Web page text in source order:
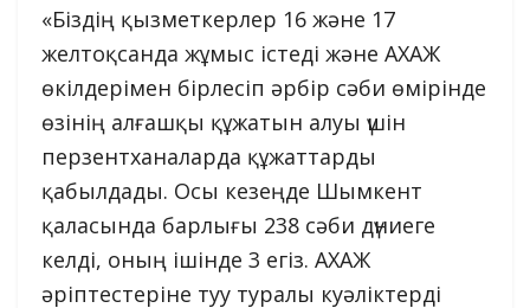
«Біздің қызметкерлер 16 және 17
желтоқсанда жұмыс істеді және АХАЖ
өкілдерімен бірлесіп әрбір сәби өмірінде
өзінің алғашқы құжатын алуы үшін
перзентханаларда құжаттарды
қабылдады. Осы кезеңде Шымкент
қаласында барлығы 238 сәби дүниеге
келді, оның ішінде 3 егіз. АХАЖ
әріптестеріне туу туралы куәліктерді